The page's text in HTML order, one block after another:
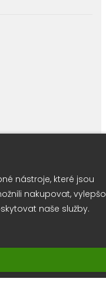
nástroje, které jsou
nakupovat,
naše služby.